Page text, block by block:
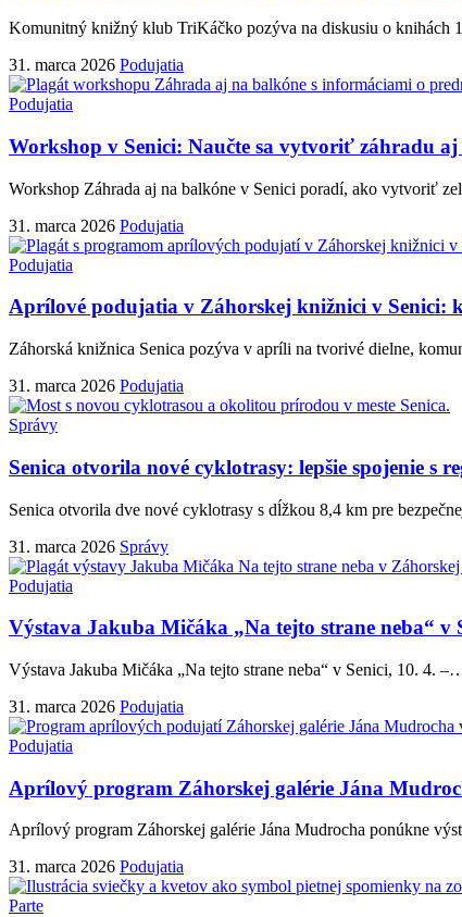
Komunitný knižný klub TriKáčko pozýva na diskusiu o knihách
31. marca 2026 Podujatia
Podujatia
Workshop v Senici: Naučte sa vytvoriť záhradu
Workshop Záhrada aj na balkóne v Senici poradí, ako vytvoriť
31. marca 2026 Podujatia
Podujatia
Aprílové podujatia v Záhorskej knižnici v Senici:
Záhorská knižnica Senica pozýva v apríli na tvorivé dielne,
31. marca 2026 Podujatia
Správy
Senica otvorila nové cyklotrasy: lepšie spojenie s
Senica otvorila dve nové cyklotrasy s dĺžkou 8,4 km pre
31. marca 2026 Správy
Podujatia
Výstava Jakuba Mičáka „Na tejto strane neba“ v
Výstava Jakuba Mičáka „Na tejto strane neba“ v Senici, 10. 4. –
31. marca 2026 Podujatia
Podujatia
Aprílový program Záhorskej galérie Jána
Aprílový program Záhorskej galérie Jána Mudrocha ponúkne
31. marca 2026 Podujatia
Parte